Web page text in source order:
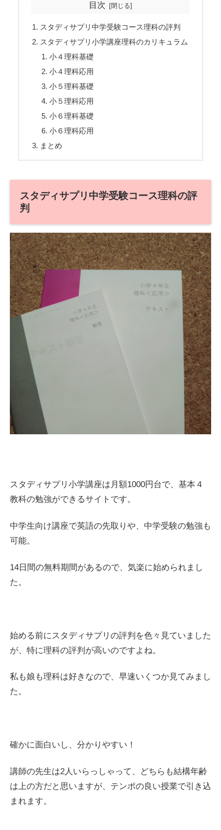
目次
スタディサプリ中学受験コース理科の評判
スタディサプリ小学講座理科のカリキュラム
小４理科基礎
小４理科応用
小５理科基礎
小５理科応用
小６理科基礎
小６理科応用
まとめ
スタディサプリ中学受験コース理科の評
判
スタディサプリ小学講座は月額1000円台で、基本４
教科の勉強ができるサイトです。
中学生向け講座で英語の先取りや、中学受験の勉強も
可能。
14日間の無料期間があるので、気楽に始められまし
た。
始める前にスタディサプリの評判を色々見ていました
が、特に理科の評判が高いのですよね。
私も娘も理科は好きなので、早速いくつか見てみまし
た。
確かに面白いし、分かりやすい！
講師の先生は2人いらっしゃって、どちらも結構年齢
は上の方だと思いますが、テンポの良い授業で引き込
まれます。